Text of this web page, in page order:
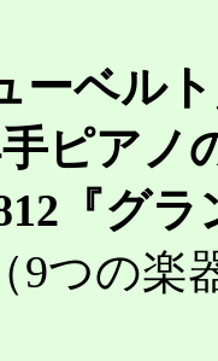
ーベル
アノの
『グ
の楽